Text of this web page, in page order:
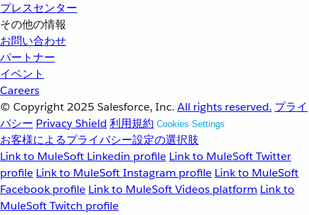
プレスセンター
その他の情報
お問い合わせ
パートナー
イベント
Careers
© Copyright 2025 Salesforce, Inc. All rights reserved. プライ
バシー Privacy Shield 利用規約 Cookies Settings
お客様によるプライバシー設定の選択肢
Link to MuleSoft Linkedin profile Link to MuleSoft Twitter
profile Link to MuleSoft Instagram profile Link to MuleSoft
Facebook profile Link to MuleSoft Videos platform Link to
MuleSoft Twitch profile